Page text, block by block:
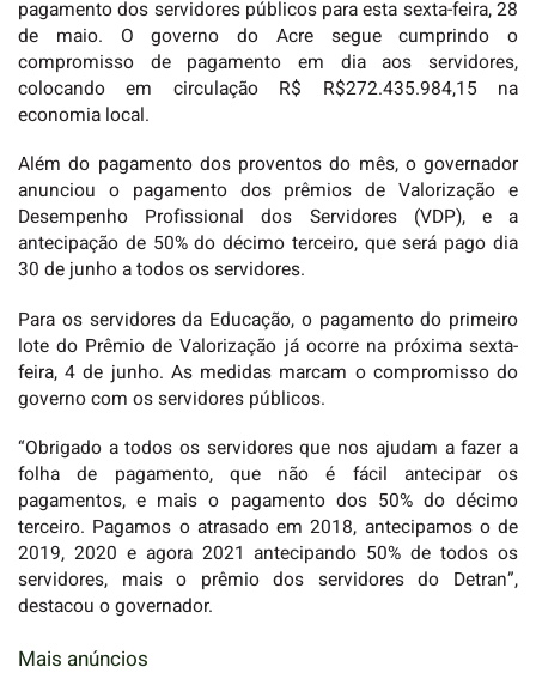
pagamento dos servidores públicos para esta sexta-feira, 28
de maio. O governo do Acre segue cumprindo o
compromisso de pagamento em dia aos servidores,
colocando em circulação R$ R$272.435.984,15 na
economia local.
Além do pagamento dos proventos do mês, o governador
anunciou o pagamento dos prêmios de Valorização e
Desempenho Profissional dos Servidores (VDP), e a
antecipação de 50% do décimo terceiro, que será pago dia
30 de junho a todos os servidores.
Para os servidores da Educação, o pagamento do primeiro
lote do Prêmio de Valorização já ocorre na próxima sexta-
feira, 4 de junho. As medidas marcam o compromisso do
governo com os servidores públicos.
“Obrigado a todos os servidores que nos ajudam a fazer a
folha de pagamento, que não é fácil antecipar os
pagamentos, e mais o pagamento dos 50% do décimo
terceiro. Pagamos o atrasado em 2018, antecipamos o de
2019, 2020 e agora 2021 antecipando 50% de todos os
servidores, mais o prêmio dos servidores do Detran”,
destacou o governador.
Mais anúncios